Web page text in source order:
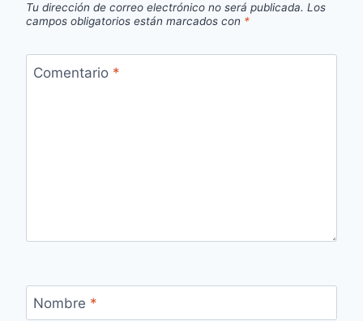
Tu dirección de correo electrónico no será publicada. Los
campos obligatorios están marcados con *
Comentario *
Nombre *